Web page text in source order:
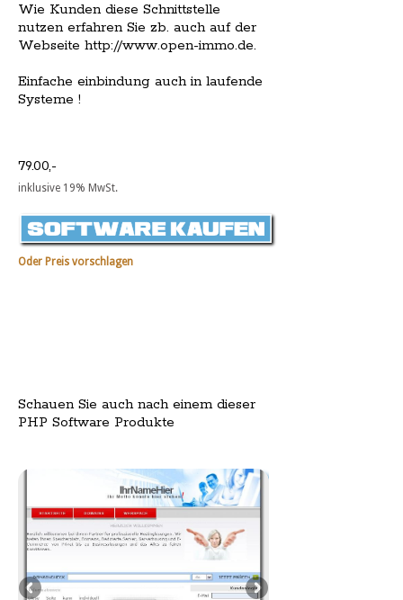
Wie Kunden diese Schnittstelle
nutzen erfahren Sie zb. auch auf der
Webseite http://www.open-immo.de.
Einfache einbindung auch in laufende
Systeme !
79.00,-
inklusive 19% MwSt.
Oder Preis vorschlagen
Schauen Sie auch nach einem dieser
PHP Software Produkte